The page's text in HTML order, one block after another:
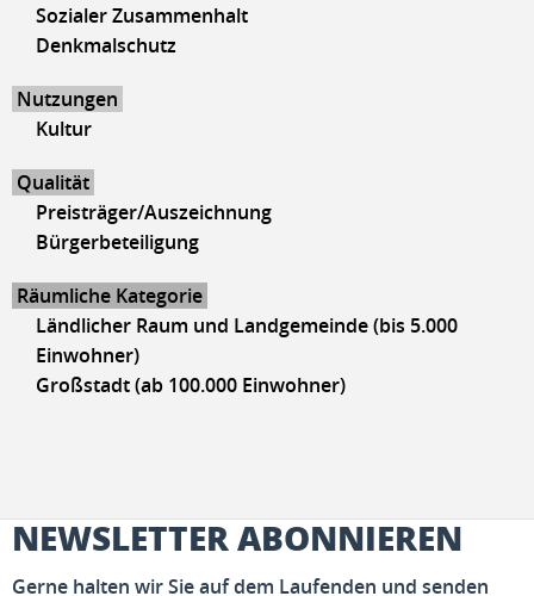
Sozialer Zusammenhalt
Denkmalschutz
Nutzungen
Kultur
Qualität
Preisträger/Auszeichnung
Bürgerbeteiligung
Räumliche Kategorie
Ländlicher Raum und Landgemeinde (bis 5.000
Einwohner)
Großstadt (ab 100.000 Einwohner)
NEWSLETTER ABONNIEREN
Gerne halten wir Sie auf dem Laufenden und senden